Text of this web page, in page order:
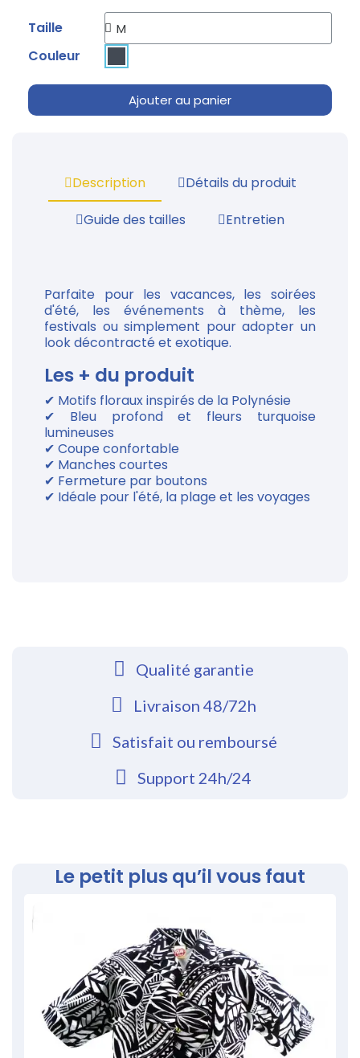
Taille
Couleur
Ajouter au panier
Description
Détails du produit
Guide des tailles
Entretien
Parfaite pour les vacances, les soirées
d'été, les événements à thème, les
festivals ou simplement pour adopter un
look décontracté et exotique.
Les + du produit
✔ Motifs floraux inspirés de la Polynésie
✔ Bleu profond et fleurs turquoise
lumineuses
✔ Coupe confortable
✔ Manches courtes
✔ Fermeture par boutons
✔ Idéale pour l'été, la plage et les voyages
Qualité garantie
Livraison 48/72h
Satisfait ou remboursé
Support 24h/24
Le petit plus qu’il vous faut